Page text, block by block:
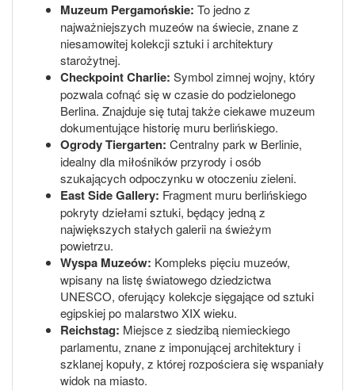
Muzeum Pergamońskie: To jedno z
najważniejszych muzeów na świecie, znane z
niesamowitej kolekcji sztuki i architektury
starożytnej.
Checkpoint Charlie: Symbol zimnej wojny, który
pozwala cofnąć się w czasie do podzielonego
Berlina. Znajduje się tutaj także ciekawe muzeum
dokumentujące historię muru berlińskiego.
Ogrody Tiergarten: Centralny park w Berlinie,
idealny dla miłośników przyrody i osób
szukających odpoczynku w otoczeniu zieleni.
East Side Gallery: Fragment muru berlińskiego
pokryty dziełami sztuki, będący jedną z
największych stałych galerii na świeżym
powietrzu.
Wyspa Muzeów: Kompleks pięciu muzeów,
wpisany na listę światowego dziedzictwa
UNESCO, oferujący kolekcje sięgające od sztuki
egipskiej po malarstwo XIX wieku.
Reichstag: Miejsce z siedzibą niemieckiego
parlamentu, znane z imponującej architektury i
szklanej kopuły, z której rozpościera się wspaniały
widok na miasto.